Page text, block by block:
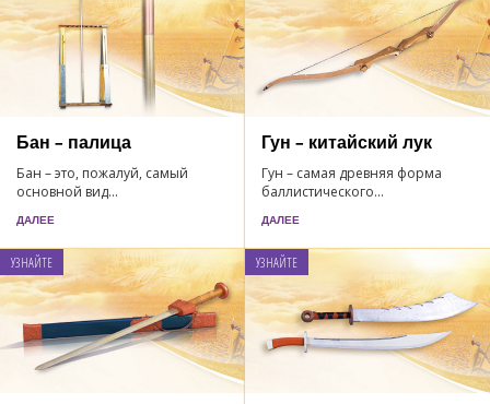
Бан – палица
Бан – это, пожалуй, самый
основной вид...
ДАЛЕЕ
Гун – китайский лук
Гун – самая древняя форма
баллистического...
ДАЛЕЕ
УЗНАЙТЕ УЗНАЙТЕ